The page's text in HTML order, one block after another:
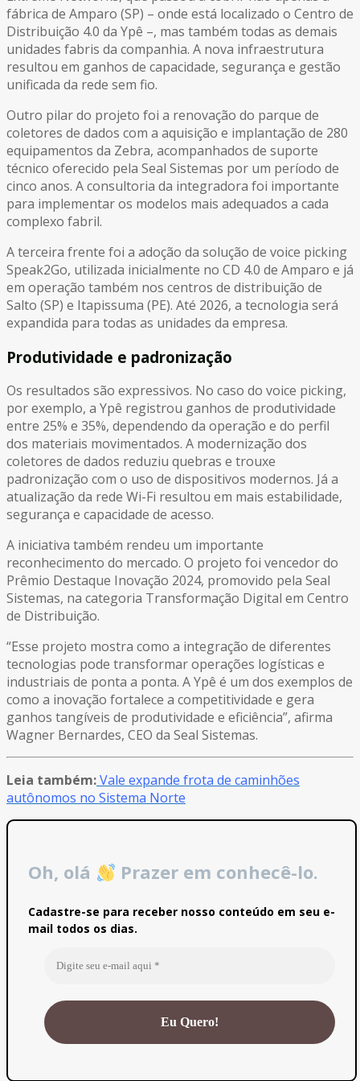
fábrica de Amparo (SP) – onde está localizado o Centro de
Distribuição 4.0 da Ypê –, mas também todas as demais
unidades fabris da companhia. A nova infraestrutura
resultou em ganhos de capacidade, segurança e gestão
unificada da rede sem fio.
Outro pilar do projeto foi a renovação do parque de
coletores de dados com a aquisição e implantação de 280
equipamentos da Zebra, acompanhados de suporte
técnico oferecido pela Seal Sistemas por um período de
cinco anos. A consultoria da integradora foi importante
para implementar os modelos mais adequados a cada
complexo fabril.
A terceira frente foi a adoção da solução de voice picking
Speak2Go, utilizada inicialmente no CD 4.0 de Amparo e já
em operação também nos centros de distribuição de
Salto (SP) e Itapissuma (PE). Até 2026, a tecnologia será
expandida para todas as unidades da empresa.
Produtividade e padronização
Os resultados são expressivos. No caso do voice picking,
por exemplo, a Ypê registrou ganhos de produtividade
entre 25% e 35%, dependendo da operação e do perfil
dos materiais movimentados. A modernização dos
coletores de dados reduziu quebras e trouxe
padronização com o uso de dispositivos modernos. Já a
atualização da rede Wi-Fi resultou em mais estabilidade,
segurança e capacidade de acesso.
A iniciativa também rendeu um importante
reconhecimento do mercado. O projeto foi vencedor do
Prêmio Destaque Inovação 2024, promovido pela Seal
Sistemas, na categoria Transformação Digital em Centro
de Distribuição.
“Esse projeto mostra como a integração de diferentes
tecnologias pode transformar operações logísticas e
industriais de ponta a ponta. A Ypê é um dos exemplos de
como a inovação fortalece a competitividade e gera
ganhos tangíveis de produtividade e eficiência”, afirma
Wagner Bernardes, CEO da Seal Sistemas.
Leia também:Vale expande frota de caminhões
autônomos no Sistema Norte
Oh, olá Prazer em conhecê-lo.
Cadastre-se para receber nosso conteúdo em seu e-
mail todos os dias.